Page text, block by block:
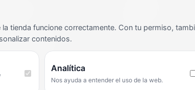
cliente
y condiciones
frecuentes
tienda funcione correctamente. Con tu permiso,
contenidos.
Analítica
Nos ayuda a entender el uso de la web.